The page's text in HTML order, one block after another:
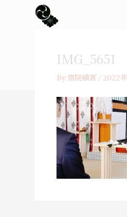
IMG_5651
By 宿院頓宮 / 2022